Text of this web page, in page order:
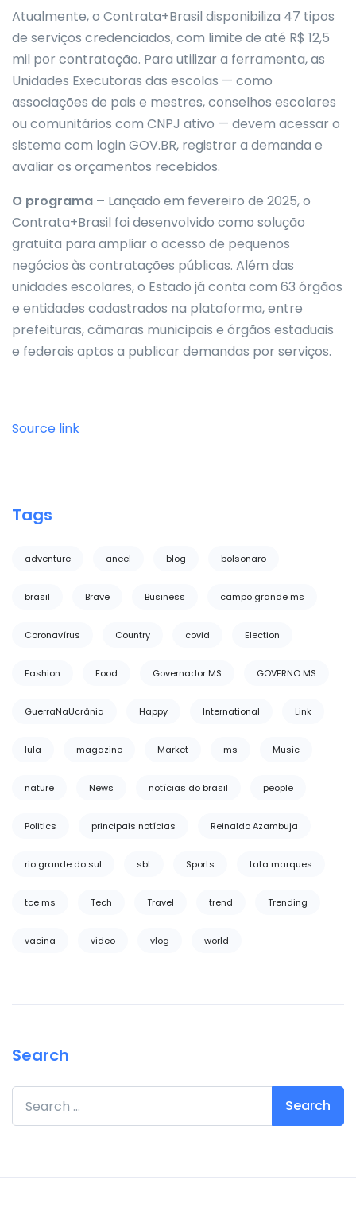
Atualmente, o Contrata+Brasil disponibiliza 47 tipos
de serviços credenciados, com limite de até R$ 12,5
mil por contratação. Para utilizar a ferramenta, as
Unidades Executoras das escolas — como
associações de pais e mestres, conselhos escolares
ou comunitários com CNPJ ativo — devem acessar o
sistema com login GOV.BR, registrar a demanda e
avaliar os orçamentos recebidos.
O programa – Lançado em fevereiro de 2025, o
Contrata+Brasil foi desenvolvido como solução
gratuita para ampliar o acesso de pequenos
negócios às contratações públicas. Além das
unidades escolares, o Estado já conta com 63 órgãos
e entidades cadastrados na plataforma, entre
prefeituras, câmaras municipais e órgãos estaduais
e federais aptos a publicar demandas por serviços.
Source link
Tags
adventure aneel blog bolsonaro
brasil Brave Business campo grande ms
Coronavírus Country covid Election
Fashion Food Governador MS GOVERNO MS
GuerraNaUcrânia Happy International Link
lula magazine Market ms Music
nature News notícias do brasil people
Politics principais notícias Reinaldo Azambuja
rio grande do sul sbt Sports tata marques
tce ms Tech Travel trend Trending
vacina video vlog world
Search
Search for: